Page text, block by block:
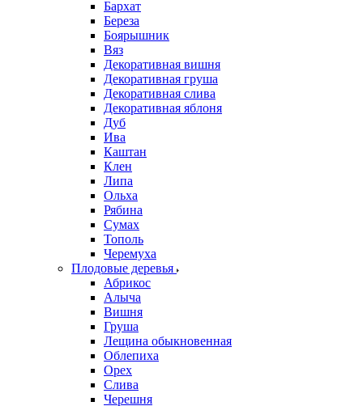
Бархат
Береза
Боярышник
Вяз
Декоративная вишня
Декоративная груша
Декоративная слива
Декоративная яблоня
Дуб
Ива
Каштан
Клен
Липа
Ольха
Рябина
Сумах
Тополь
Черемуха
Плодовые деревья
Абрикос
Алыча
Вишня
Груша
Лещина обыкновенная
Облепиха
Орех
Слива
Черешня